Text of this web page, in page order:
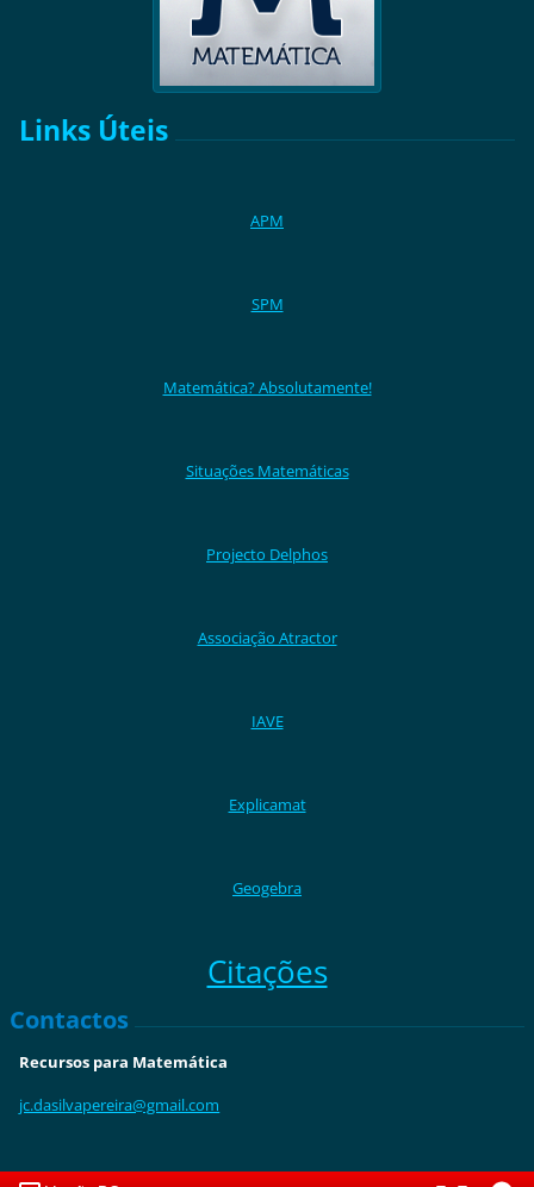
Links Úteis
APM
SPM
Matemática? Absolutamente!
Situações Matemáticas
Projecto Delphos
Associação Atractor
IAVE
Explicamat
Geogebra
Citações
Contactos
Recursos para Matemática
jc.dasilvapereira@gmail.com